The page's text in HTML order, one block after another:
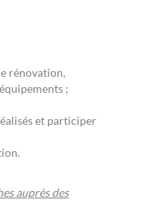
rénovation,
;
et participer
auprès des